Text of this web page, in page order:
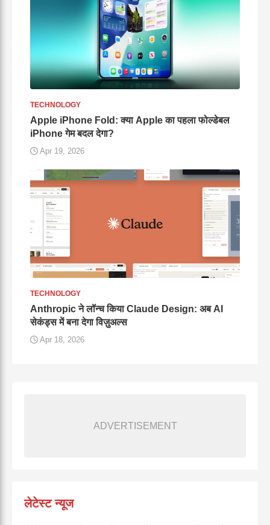
TECHNOLOGY
Apple iPhone Fold: क्या Apple का पहला फोल्डेबल
iPhone गेम बदल देगा?
Apr 19, 2026
TECHNOLOGY
Anthropic ने लॉन्च किया Claude Design: अब AI
सेकंड्स में बना देगा विज़ुअल्स
Apr 18, 2026
ADVERTISEMENT
लेटेस्ट न्यूज